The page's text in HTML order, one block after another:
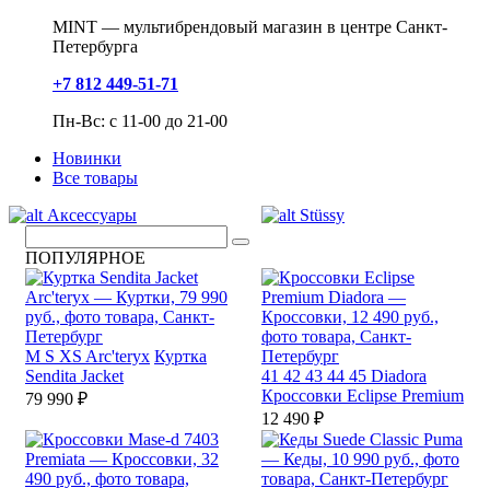
MINT — мультибрендовый магазин в центре Санкт-
Петербурга
+7 812 449-51-71
Пн-Вс: с 11-00 до 21-00
Новинки
Все товары
Аксессуары
Stüssy
ПОПУЛЯРНОЕ
M S XS Arc'teryx Куртка
Sendita Jacket
79 990 ₽
41 42 43 44 45 Diadora
Кроссовки Eclipse Premium
12 490 ₽